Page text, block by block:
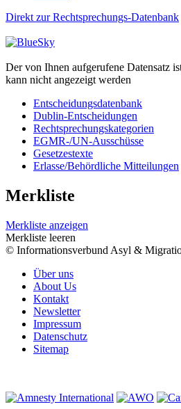
Direkt zur Rechtsprechungs-Datenbank
Der von Ihnen aufgerufene Datensatz
kann nicht angezeigt werden
Entscheidungsdatenbank
Dublin-Entscheidungen
Rechtsprechungskategorien
EGMR-/UN-Ausschüsse
Gesetzestexte
Erlasse/Behördliche Mitteilungen
Merkliste
Merkliste anzeigen
Merkliste leeren
© Informationsverbund Asyl &
Über uns
About Us
Kontakt
Newsletter
Impressum
Datenschutz
Sitemap